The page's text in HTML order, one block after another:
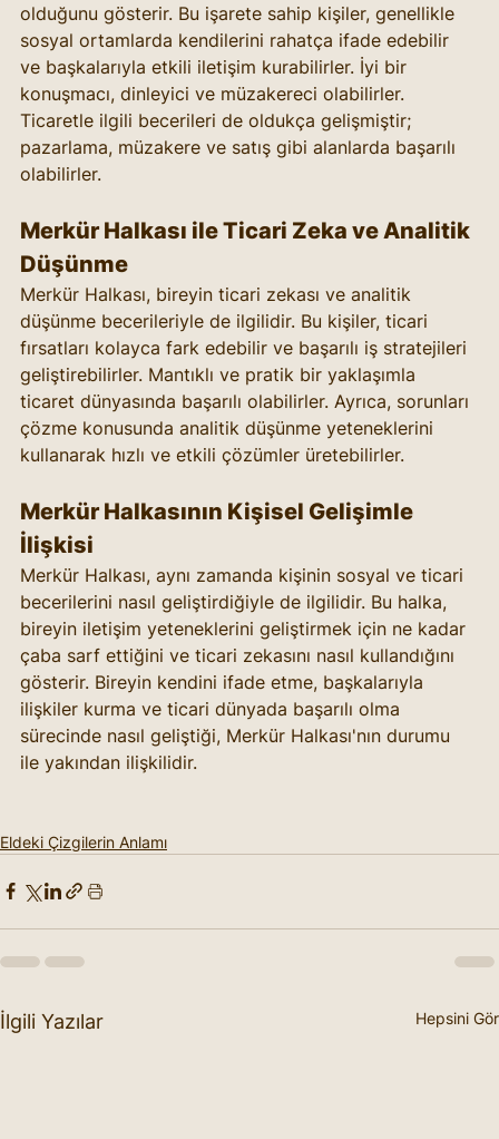
olduğunu gösterir. Bu işarete sahip kişiler, genellikle
sosyal ortamlarda kendilerini rahatça ifade edebilir
ve başkalarıyla etkili iletişim kurabilirler. İyi bir
konuşmacı, dinleyici ve müzakereci olabilirler.
Ticaretle ilgili becerileri de oldukça gelişmiştir;
pazarlama, müzakere ve satış gibi alanlarda başarılı
olabilirler.
Merkür Halkası ile Ticari Zeka ve Analitik
Düşünme
Merkür Halkası, bireyin ticari zekası ve analitik
düşünme becerileriyle de ilgilidir. Bu kişiler, ticari
fırsatları kolayca fark edebilir ve başarılı iş stratejileri
geliştirebilirler. Mantıklı ve pratik bir yaklaşımla
ticaret dünyasında başarılı olabilirler. Ayrıca, sorunları
çözme konusunda analitik düşünme yeteneklerini
kullanarak hızlı ve etkili çözümler üretebilirler.
Merkür Halkasının Kişisel Gelişimle
İlişkisi
Merkür Halkası, aynı zamanda kişinin sosyal ve ticari
becerilerini nasıl geliştirdiğiyle de ilgilidir. Bu halka,
bireyin iletişim yeteneklerini geliştirmek için ne kadar
çaba sarf ettiğini ve ticari zekasını nasıl kullandığını
gösterir. Bireyin kendini ifade etme, başkalarıyla
ilişkiler kurma ve ticari dünyada başarılı olma
sürecinde nasıl geliştiği, Merkür Halkası'nın durumu
ile yakından ilişkilidir.
Eldeki Çizgilerin Anlamı
İlgili Yazılar Hepsini Gör